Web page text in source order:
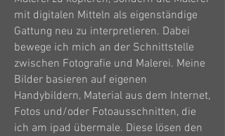
mit digitalen Mitteln als eigenständige
Gattung neu zu interpretieren. Dabei
bewege ich mich an der Schnittstelle
zwischen Fotografie und Malerei. Meine
Bilder basieren auf eigenen
Handybildern, Material aus dem Internet,
Fotos und/oder Fotoausschnitten, die
ich am ipad übermale. Diese lösen den